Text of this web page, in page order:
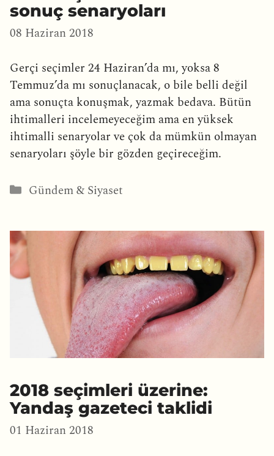
sonuç senaryoları
08 Haziran 2018
Gerçi seçimler 24 Haziran’da mı, yoksa 8
Temmuz’da mı sonuçlanacak, o bile belli değil
ama sonuçta konuşmak, yazmak bedava. Bütün
ihtimalleri incelemeyeceğim ama en yüksek
ihtimalli senaryolar ve çok da mümkün olmayan
senaryoları şöyle bir gözden geçireceğim.
Kategoriler
Gündem & Siyaset
2018 seçimleri üzerine:
Yandaş gazeteci taklidi
01 Haziran 2018